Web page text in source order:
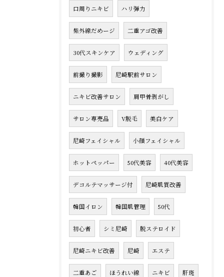
口周りニキビ ハリ弾力
紫外線だめージ 二重アゴ改善
30代スキンケア ウェディング
前撮り撮影 尼崎駅前サロン
ニキビ改善サロン 肩甲骨剥がし
サロン専売品 V脱毛 美白ケア
尼崎フェイシャル 小顔フェイシャル
ホットペッパー 50代美容 40代美容
デコルテマッサージ付 尼崎肌質改善
韓国イロン 韓国肌管理 50代
初心者 シミ尼崎 脱ステロイド
尼崎ニキビ改善 尼崎 エステ
二重あご ほうれい線 ニキビ 肝斑